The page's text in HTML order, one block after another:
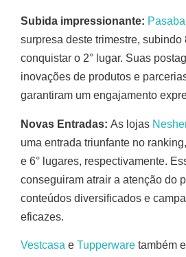
Subida impressionante:
surpresa deste trimestre, subindo
conquistar o 2° lugar. Suas
inovações de produtos e
garantiram um engajamento
Novas Entradas: As lojas
uma entrada triunfante no
e 6° lugares, respectivamente.
conseguiram atrair a atenção do
conteúdos diversificados e
eficazes.
Vestcasa e Tupperware também